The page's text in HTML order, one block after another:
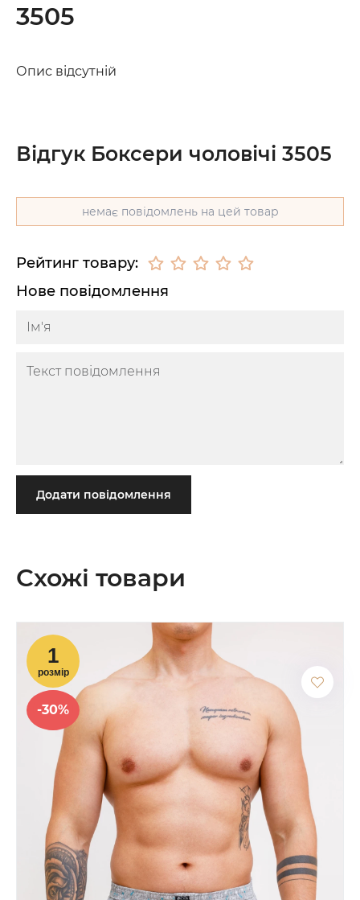
3505
Опис відсутній
Відгук Боксери чоловічі 3505
немає повідомлень на цей товар
Рейтинг товару:
Нове повідомлення
Додати повідомлення
Схожі товари
-30%